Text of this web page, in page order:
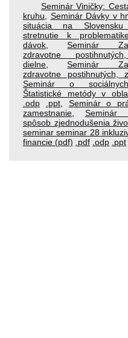
Seminár Viničky:
kruhu
Seminár Dávky v
situácia na
stretnutie k
dávok ,Seminár
zdravotne
dielne ,Seminár
zdravotne postihnutých,
Seminár o
Štatistické metódy v
.odp
.ppt, Seminár o
zamestnanie
Seminár
spôsob zjednodušenia
seminar seminar 28
financie (pdf)
.pdf .odp .ppt